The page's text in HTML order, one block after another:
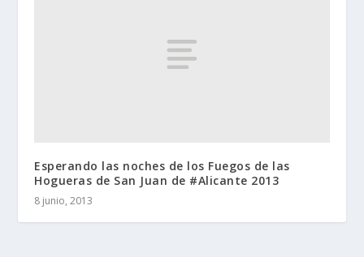
Esperando las noches de los Fuegos de las
Hogueras de San Juan de #Alicante 2013
8 junio, 2013